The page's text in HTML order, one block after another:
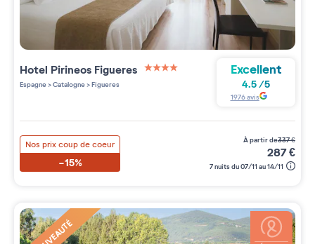
Hotel Pirineos Figueres
Espagne>Catalogne>Figueres
Excellent
4.5/5
1976avis
Nos prix coup de coeur
-15%
à partir de337€
287€
7 nuits du 07/11 au 14/11